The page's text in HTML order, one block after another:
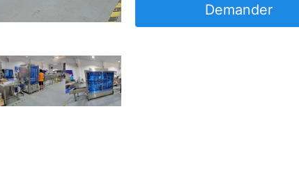
Demander